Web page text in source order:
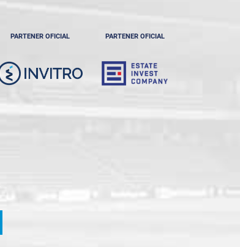
PARTENER OFICIAL PARTENER OFICIAL